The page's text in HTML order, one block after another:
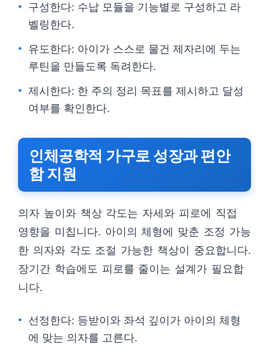
구성한다: 수납 모듈을 기능별로 구성하고 라
벨링한다.
유도한다: 아이가 스스로 물건 제자리에 두는
루틴을 만들도록 독려한다.
제시한다: 한 주의 정리 목표를 제시하고 달성
여부를 확인한다.
인체공학적 가구로 성장과 편안
함 지원
의자 높이와 책상 각도는 자세와 피로에 직접
영향을 미칩니다. 아이의 체형에 맞춘 조정 가능
한 의자와 각도 조절 가능한 책상이 중요합니다.
장기간 학습에도 피로를 줄이는 설계가 필요합
니다.
선정한다: 등받이와 좌석 깊이가 아이의 체형
에 맞는 의자를 고른다.